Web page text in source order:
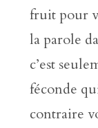
fruit pour
la parole
c’est
féconde
contraire